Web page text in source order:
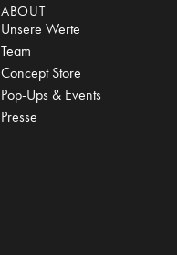
ABOUT
Unsere Werte
Team
Concept Store
Pop-Ups & Events
Presse